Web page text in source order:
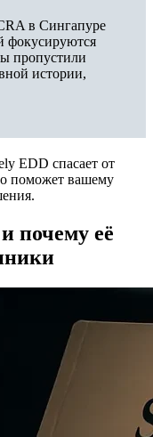
офицеру
RFP
в Сингапуре
фокусируются
пропустили
истории,
EDD спасает от
поможет вашему
почему её